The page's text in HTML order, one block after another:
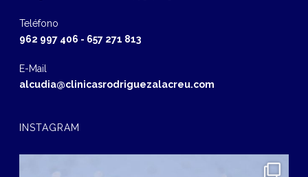
Teléfono
962 997 406 - 657 271 813
E-Mail
alcudia@clinicasrodriguezalacreu.com
INSTAGRAM